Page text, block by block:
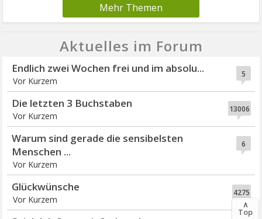
Mehr Themen
Aktuelles im Forum
5
Endlich zwei Wochen frei und im absolu...
Vor Kurzem
13006
Die letzten 3 Buchstaben
Vor Kurzem
6
Warum sind gerade die sensibelsten
Menschen ...
Vor Kurzem
4275
Glückwünsche
Vor Kurzem ∧
Top